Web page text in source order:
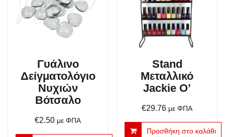
Γυάλινο
Δείγματολόγιο
Νυχιών
Βότσαλο
€2.50 με ΦΠΑ
Stand
Μεταλλικό
Jackie O’
€29.76 με ΦΠΑ
Προσθήκη στο καλάθι